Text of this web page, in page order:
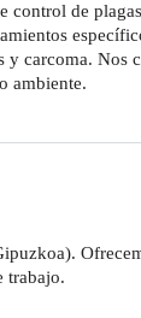
control de
y carcoma. Nos
ambiente.
trabajo.